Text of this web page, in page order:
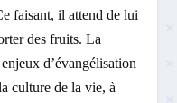
faisant, il attend de lui
des fruits. La
d’évangélisation
culture de la vie, à